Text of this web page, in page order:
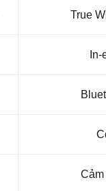
True
In-